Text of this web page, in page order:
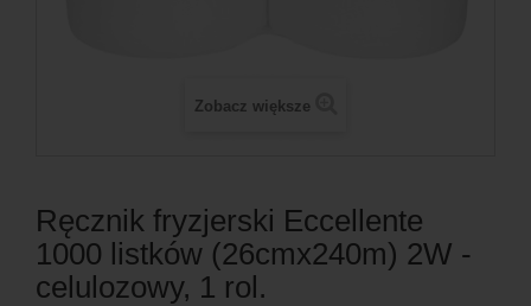
Zobacz większe
Ręcznik fryzjerski Eccellente
1000 listków (26cmx240m) 2W -
celulozowy, 1 rol.